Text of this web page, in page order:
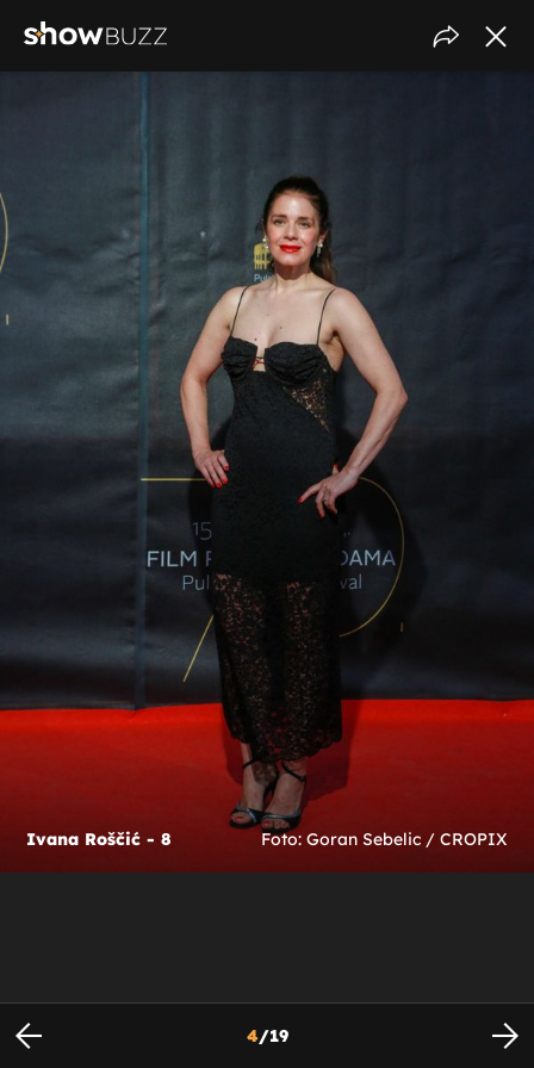
Ivana Roščić - 8 Foto: Goran Sebelic / CROPIX
4/19